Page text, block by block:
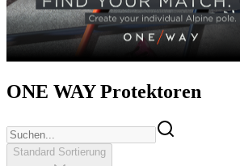
ONE WAY Protektoren
Standard Sortierung